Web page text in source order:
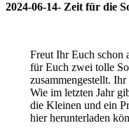
2024-06-14- Zeit für die
Freut Ihr Euch schon
für Euch zwei tolle
zusammengestellt.
Wie im letzten Jahr
die Kleinen und ein
hier herunterladen